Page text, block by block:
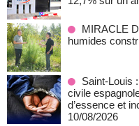
MIRACLE
humides
Saint-Louis
civile
d’essence et
10/08/2026